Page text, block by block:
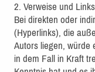
2. Verweise und Links
Bei direkten oder
(Hyperlinks), die
Autors liegen, würde
in dem Fall in Kraft